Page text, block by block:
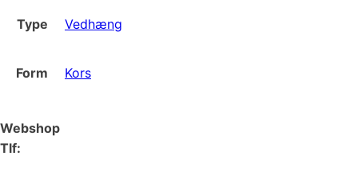
Type Vedhæng
Form Kors
Webshop
Tlf: